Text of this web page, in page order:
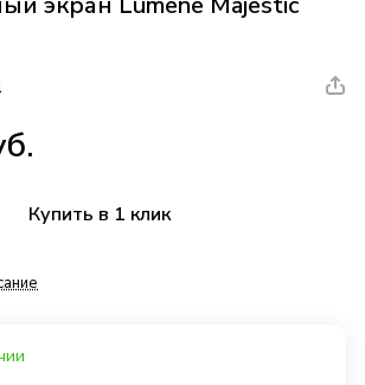
Купить в 1 клик